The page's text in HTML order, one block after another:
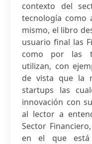
contexto del
tecnología como
mismo, el libro
usuario ­final las
como por las
utilizan, con
de vista que la
startups las
innovación con
al lector a
Sector
en el que